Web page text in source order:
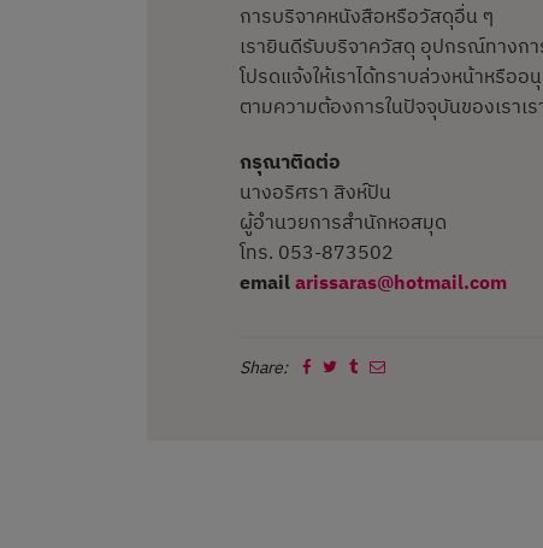
การบริจาคหนังสือหรือวัสดุอื่น ๆ
เรายินดีรับบริจาควัสดุ อุปกรณ์ทางก
โปรดแจ้งให้เราได้ทราบล่วงหน้าหรือ
ตามความต้องการในปัจจุบันของเราเ
กรุณาติดต่อ
นางอริศรา สิงห์ปัน
ผู้อำนวยการสำนักหอสมุด
โทร. 053-873502
emailarissaras@hotmail.com
Share: